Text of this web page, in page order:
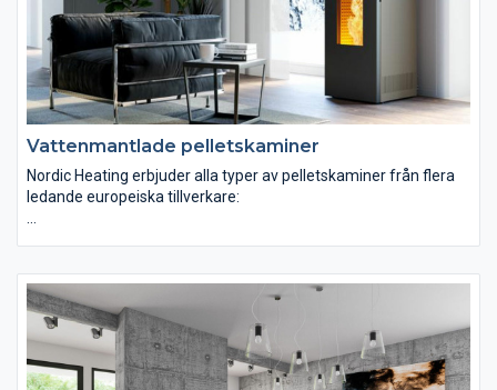
Vattenmantlade pelletskaminer
Nordic Heating erbjuder alla typer av pelletskaminer från flera
ledande europeiska tillverkare:
Vattenmantlade pelletskaminer
Våra pelletskaminer för luftvärme med eller utan
kanalanslutning börjar vid effekter på 5 kW och erbjuds upp till
28 kW. De större passar t.ex. den större bostaden,
samlingslokaler, verkstäder, konferenscentra etc.